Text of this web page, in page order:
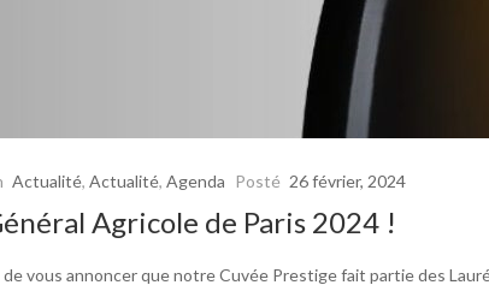
Actualité, Actualité, Agenda Posté 26 février, 2024
Agricole de Paris 2024 !
vous annoncer que notre Cuvée Prestige fait partie des